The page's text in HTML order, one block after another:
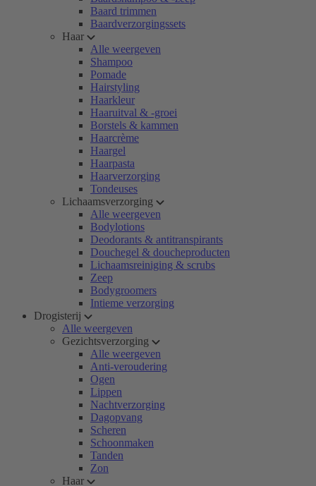
Baard trimmen
Baardverzorgingssets
Haar
Alle weergeven
Shampoo
Pomade
Hairstyling
Haarkleur
Haaruitval & -groei
Borstels & kammen
Haarcrème
Haargel
Haarpasta
Haarverzorging
Tondeuses
Lichaamsverzorging
Alle weergeven
Bodylotions
Deodorants & antitranspirants
Douchegel & doucheproducten
Lichaamsreiniging & scrubs
Zeep
Bodygroomers
Intieme verzorging
Drogisterij
Alle weergeven
Gezichtsverzorging
Alle weergeven
Anti-veroudering
Ogen
Lippen
Nachtverzorging
Dagopvang
Scheren
Schoonmaken
Tanden
Zon
Haar